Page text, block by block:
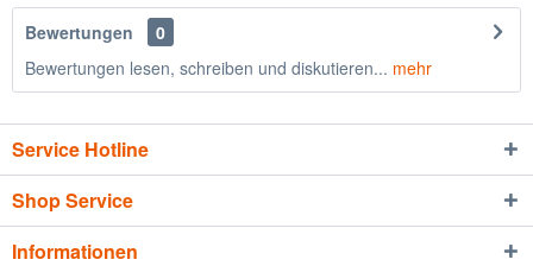
Bewertungen
0
Bewertungen lesen, schreiben und diskutieren... mehr
Service Hotline
Shop Service
Informationen